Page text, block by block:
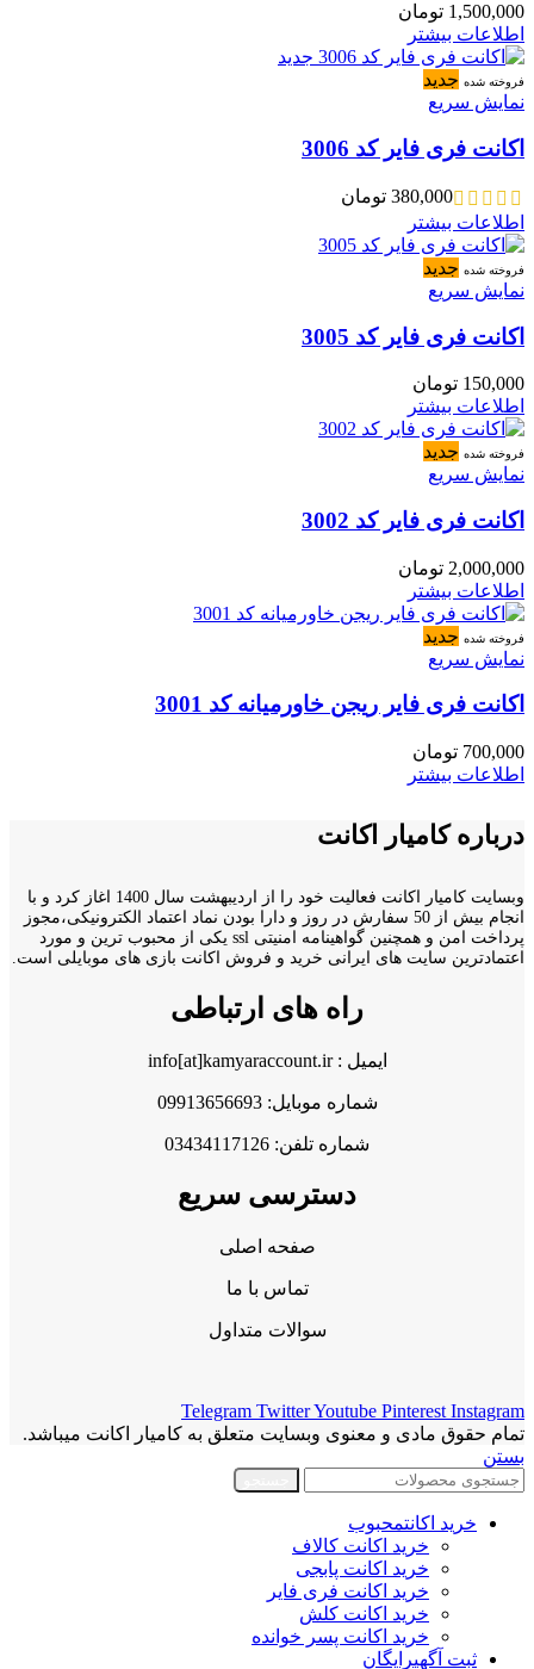
1,500,000 تومان
اطلاعات بیشتر
فروخته شده جدید
نمایش سریع
اکانت فری فایر کد 3006
380,000 تومان
اطلاعات بیشتر
فروخته شده جدید
نمایش سریع
اکانت فری فایر کد 3005
150,000 تومان
اطلاعات بیشتر
فروخته شده جدید
نمایش سریع
اکانت فری فایر کد 3002
2,000,000 تومان
اطلاعات بیشتر
فروخته شده جدید
نمایش سریع
اکانت فری فایر ریجن خاورمیانه کد 3001
700,000 تومان
اطلاعات بیشتر
درباره کامیار اکانت
وبسایت کامیار اکانت فعالیت خود را از اردیبهشت سال 1400 اغاز کرد و با
انجام بیش از 50 سفارش در روز و دارا بودن نماد اعتماد الکترونیکی،مجوز
پرداخت امن و همچنین گواهینامه امنیتی ssl یکی از محبوب ترین و مورد
اعتمادترین سایت های ایرانی خرید و فروش اکانت بازی های موبایلی است.
راه های ارتباطی
ایمیل : info[at]kamyaraccount.ir
شماره موبایل: 09913656693
شماره تلفن: 03434117126
دسترسی سریع
صفحه اصلی
تماس با ما
سوالات متداول
Telegram TwitterYoutube Pinterest Instagram
تمام حقوق مادی و معنوی وبسایت متعلق به کامیار اکانت میباشد.
بستن
خرید اکانتمحبوب
خرید اکانت کالاف
خرید اکانت پابجی
خرید اکانت فری فایر
خرید اکانت کلش
خرید اکانت پسر خوانده
ثبت آگهیرایگان